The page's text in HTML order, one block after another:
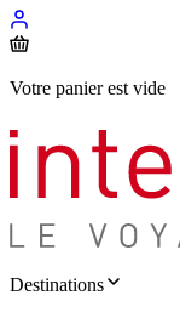
Votre panier est vide
Destinations